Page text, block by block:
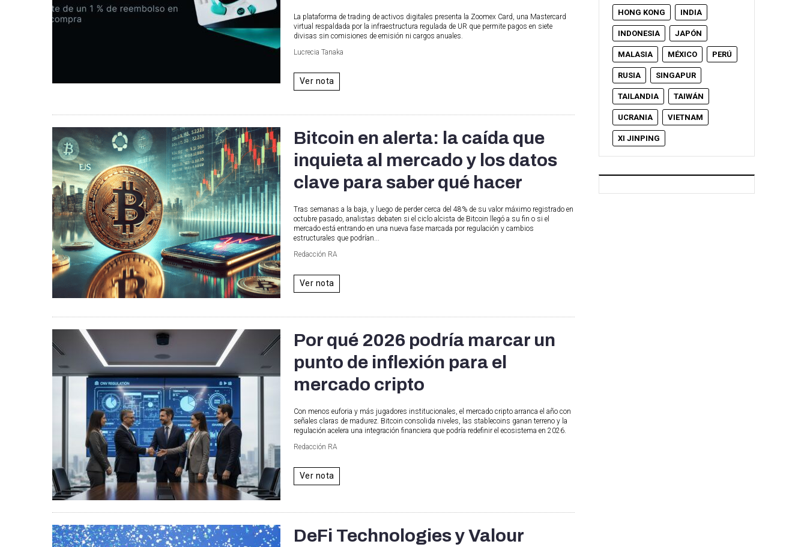
La plataforma de trading de activos digitales presenta la Zoomex Card, una Mastercard
virtual respaldada por la infraestructura regulada de UR que permite pagos en siete
divisas sin comisiones de emisión ni cargos anuales.
Lucrecia Tanaka
Ver nota
Bitcoin en alerta: la caída que
inquieta al mercado y los datos
clave para saber qué hacer
Tras semanas a la baja, y luego de perder cerca del 48% de su valor máximo registrado en
octubre pasado, analistas debaten si el ciclo alcista de Bitcoin llegó a su fin o si el
mercado está entrando en una nueva fase marcada por regulación y cambios
estructurales que podrían...
Redacción RA
Ver nota
Por qué 2026 podría marcar un
punto de inflexión para el
mercado cripto
Con menos euforia y más jugadores institucionales, el mercado cripto arranca el año con
señales claras de madurez. Bitcoin consolida niveles, las stablecoins ganan terreno y la
regulación acelera una integración financiera que podría redefinir el ecosistema en 2026.
Redacción RA
Ver nota
DeFi Technologies y Valour
HONG KONG INDIA
INDONESIA JAPÓN
MALASIA MÉXICO PERÚ
RUSIA SINGAPUR
TAILANDIA TAIWÁN
UCRANIA VIETNAM
XI JINPING